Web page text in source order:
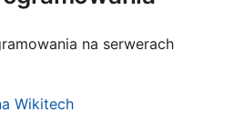
na serwerach
Wikitech